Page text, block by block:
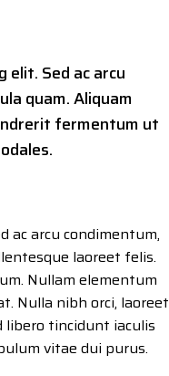
elit. Sed ac arcu
quam. Aliquam
fermentum ut
ac arcu condimentum,
laoreet felis.
Nullam elementum
Nulla nibh orci, laoreet
libero tincidunt iaculis
vitae dui purus.